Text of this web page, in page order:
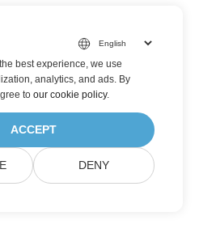
best experience, we use
analytics, and ads. By
to our cookie policy.
ACCEPT
DENY